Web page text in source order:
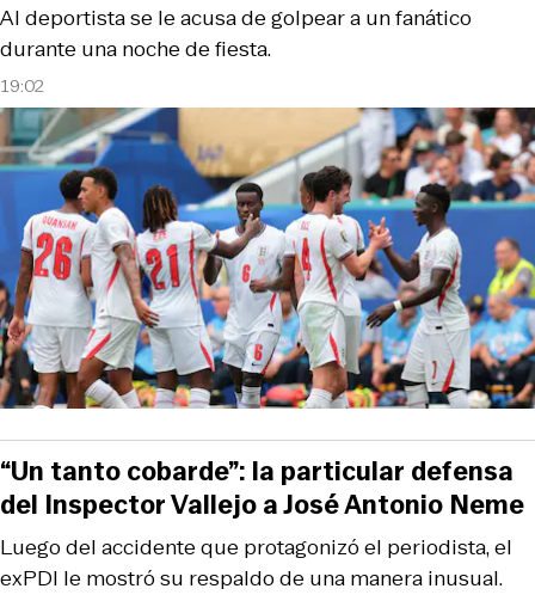
19:02
Al deportista se le acusa de golpear a un fanático
durante una noche de fiesta.
Luego del accidente que protagonizó el periodista, el
exPDI le mostró su respaldo de una manera inusual.
“Un tanto cobarde”: la particular defensa
del Inspector Vallejo a José Antonio Neme